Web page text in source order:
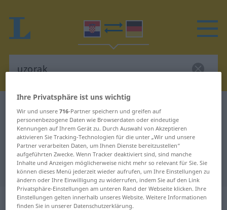
Kroatisch-Deutsch Wörterbuch uzorak
Kroatisch-Deutsch Übersetzung für
"uzorak"
"uzorak" Deutsch Übersetzung
„uzorak“
Ihre Privatsphäre ist uns wichtig
Wir und unsere716-Partner speichern und greifen auf
personenbezogene Daten wie Browserdaten oder eindeutige
Kennungen auf Ihrem Gerät zu. Durch Auswahl von Akzeptieren
aktivieren Sie Tracking-Technologien für die unter „Wir und unsere
Partner verarbeiten Daten, um Ihnen Dienste bereitzustellen“
aufgeführten Zwecke. Wenn Tracker deaktiviert sind, sind manche
Inhalte und Anzeigen möglicherweise nicht mehr so relevant für Sie. Sie
können dieses Menü jederzeit wieder aufrufen, um Ihre Einstellungen zu
ändern oder Ihre Einwilligung zu widerrufen, indem Sie auf den Link
Privatsphäre-Einstellungen am unteren Rand der Webseite klicken. Ihre
Einstellungen gelten innerhalb unseres Website. Weitere Informationen
finden Sie in unserer Datenschutzerklärung.